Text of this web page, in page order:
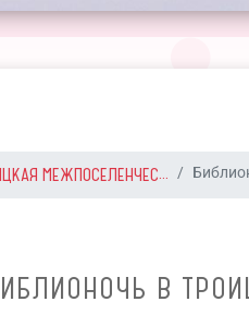
МЕЖПОСЕЛЕНЧЕС...
В